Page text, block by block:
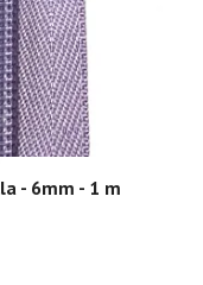
- 6mm - 1 m